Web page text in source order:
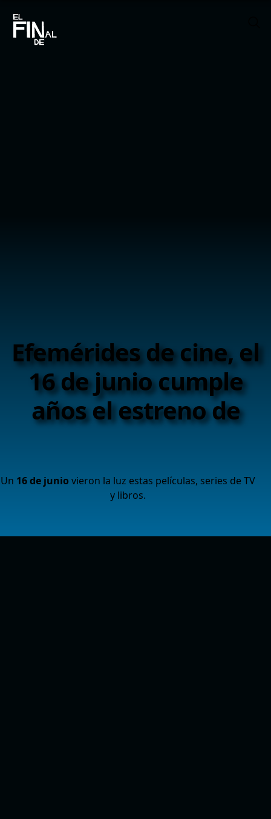
Efemérides de cine, el
16 de junio cumple
años el estreno de
Un 16 de junio vieron la luz estas películas, series de TV
y libros.